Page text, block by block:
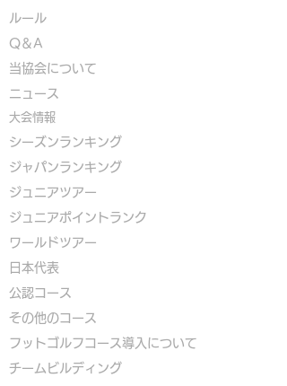
ルール
Q＆A
​当協会について
​ニュース
大会情報
シーズンランキング
ジャパンランキング
ジュニアツアー
ジュニアポイントランク
​ワールドツアー
​​日本代表
公認コース
​その他のコース
​ フットゴルフコース導入について
​チームビルディング